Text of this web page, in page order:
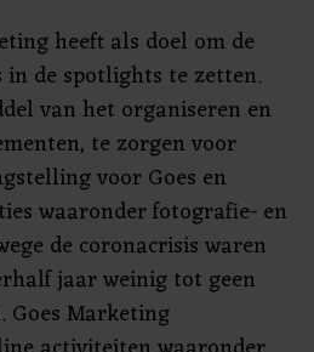
heeft als doel om de
de spotlights te zetten.
van het organiseren en
te zorgen voor
voor Goes en
waaronder fotografie- en
de coronacrisis waren
jaar weinig tot geen
Goes Marketing